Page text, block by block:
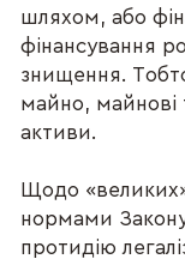
шляхом, або
фінансування
знищення.
майно, майнові
активи.
Щодо «великих»
нормами
протидію